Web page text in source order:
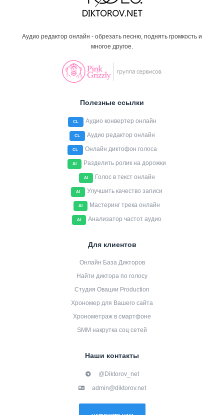
Аудио редактор онлайн - обрезать песню, поднять громкость и
многое другое.
Полезные ссылки
CL Аудио конвертер онлайн
CL Аудио редактор онлайн
CL Онлайн диктофон голоса
AI Разделить ролик на дорожки
AI Голос в текст онлайн
AI Улучшить качество записи
AI Мастеринг трека онлайн
AI Анализатор частот аудио
Для клиентов
Онлайн База Дикторов
Найти диктора по голосу
Студия Овации Production
Хрономер для Вашего сайта
Хронометраж в смартфоне
SMM накрутка соц сетей
Наши контакты
@Diktorov_net
admin@diktorov.net